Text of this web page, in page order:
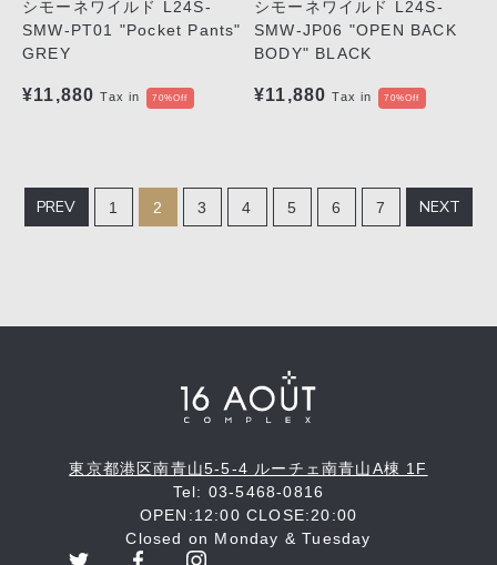
シモーネワイルド L24S-
SMW-PT01 "Pocket Pants"
GREY
¥11,880 Tax in 70%Off
シモーネワイルド L24S-
SMW-JP06 "OPEN BACK
BODY" BLACK
¥11,880 Tax in 70%Off
PREV 1 2 3 4 5 6 7 NEXT
東京都港区南青山5-5-4 ルーチェ南青山A棟 1F
Tel: 03-5468-0816
OPEN:12:00 CLOSE:20:00
Closed on Monday & Tuesday